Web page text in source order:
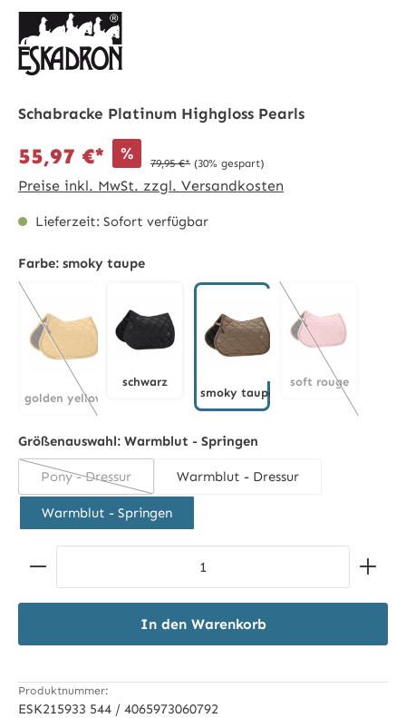
Schabracke Platinum Highgloss Pearls
55,97 €* % 79,95 €* (30% gespart)
Preise inkl. MwSt. zzgl. Versandkosten
Lieferzeit: Sofort verfügbar
Farbe: smoky taupe
golden yellow
schwarz
smoky taupe
soft rouge
soft rouge
(Diese Option
Größenauswahl: Warmblut - Springen
Pony - Dressur
(Diese Option ist zurzeit nicht verfügbar.)
Warmblut - Dressur
Warmblut - Springen
Produkt Anzahl: Gib den gewünschten Wert ein
In den Warenkorb
Produktnummer:
ESK215933 544 / 4065973060792